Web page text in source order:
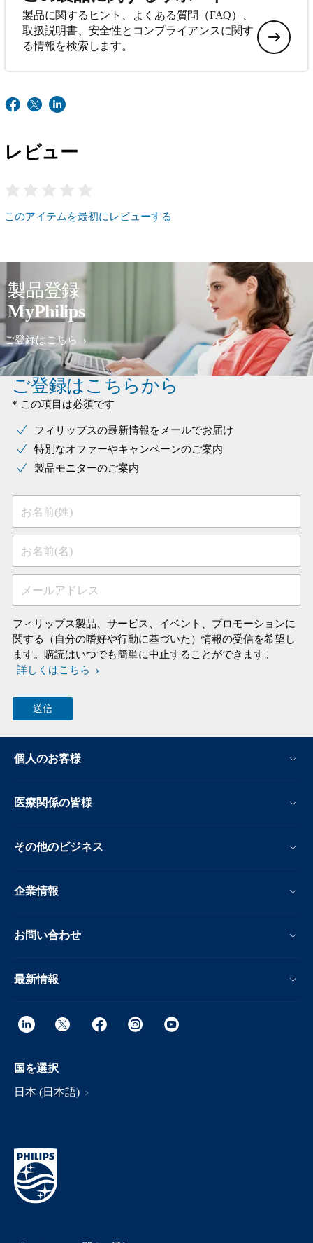
製品に関するヒント、よくある質問（FAQ）、
取扱説明書、安全性とコンプライアンスに関す
る情報を検索します。
レビュー
このアイテムを最初にレビューする
製品登録
MyPhilips
ご登録はこちら
ご登録はこちらから
* この項目は必須です
フィリップスの最新情報をメールでお届け
特別なオファーやキャンペーンのご案内
製品モニターのご案内
お名前(姓)
お名前(名)
メールアドレス
フィリップス製品、サービス、イベント、プロモーションに
関する（自分の嗜好や行動に基づいた）情報の受信を希望し
ます。購読はいつでも簡単に中止することができます。
詳しくはこちら
個人のお客様
医療関係の皆様
その他のビジネス
企業情報
お問い合わせ
最新情報
国を選択
日本 (日本語)